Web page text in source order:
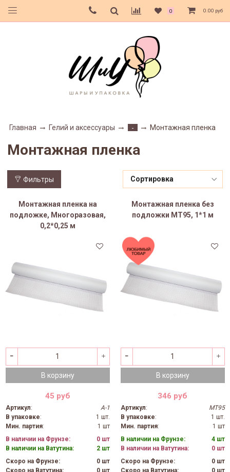
0 0.00 руб
Главная Гелий и аксессуары - Монтажная пленка
Монтажная пленка
Фильтры
Монтажная пленка на
подложке, Многоразовая,
0,2*0,25 м
В корзину
45 руб
Артикул:
А-1
В упаковке:
1 шт.
Мин. партия:
1 шт
В наличии на Фрунзе:
0 шт
В наличии на Ватутина:
2 шт
Скоро на Фрунзе:
0 шт
Скоро на Ватутина:
0 шт
Монтажная пленка без
подложки МТ95, 1*1 м
В корзину
346 руб
Артикул:
МТ95
В упаковке:
1 шт.
Мин. партия:
1 шт
В наличии на Фрунзе:
4 шт
В наличии на Ватутина:
0 шт
Скоро на Фрунзе:
0 шт
Скоро на Ватутина:
0 шт